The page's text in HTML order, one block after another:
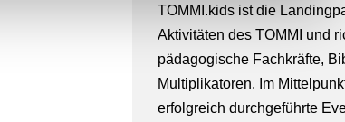
TOMMI.kids ist die
Aktivitäten des TOMMI und
pädagogische Fachkräfte,
Multiplikatoren. Im
erfolgreich durchgeführte